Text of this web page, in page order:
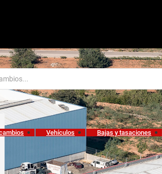
Vehículos Bajas y tasaciones